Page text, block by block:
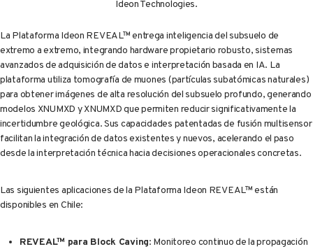
Ideon Technologies.
La Plataforma Ideon REVEAL™ entrega inteligencia del subsuelo de
extremo a extremo, integrando hardware propietario robusto, sistemas
avanzados de adquisición de datos e interpretación basada en IA. La
plataforma utiliza tomografía de muones (partículas subatómicas naturales)
para obtener imágenes de alta resolución del subsuelo profundo, generando
modelos XNUMXD y XNUMXD que permiten reducir significativamente la
incertidumbre geológica. Sus capacidades patentadas de fusión multisensor
facilitan la integración de datos existentes y nuevos, acelerando el paso
desde la interpretación técnica hacia decisiones operacionales concretas.
Las siguientes aplicaciones de la Plataforma Ideon REVEAL™ están
disponibles en Chile:
REVEAL™ para Block Caving: Monitoreo continuo de la propagación